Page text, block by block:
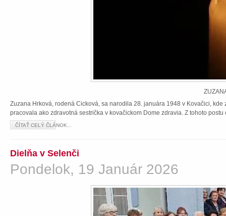
Zuzana Hrková, rodená Cicková, sa narodila 28. januára 1948 v Kovačici,
pracovala ako zdravotná sestrička v kovačickom Dome zdravia. Z tohoto
ČÍTAŤ CELÝ ČLÁNOK...
Dielňa v Selenči
Pondelok, 19 Január 2026